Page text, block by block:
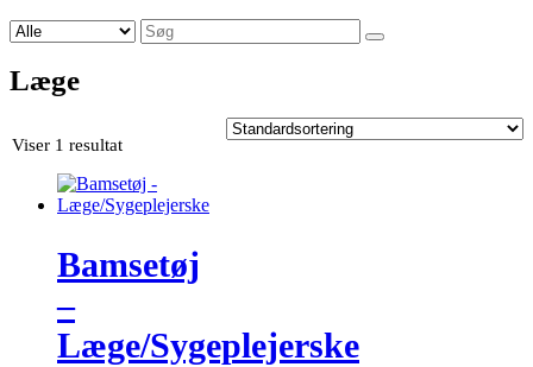
Søg
efter:
Læge
Viser 1 resultat
Bamsetøj
–
Læge/Sygeplejerske